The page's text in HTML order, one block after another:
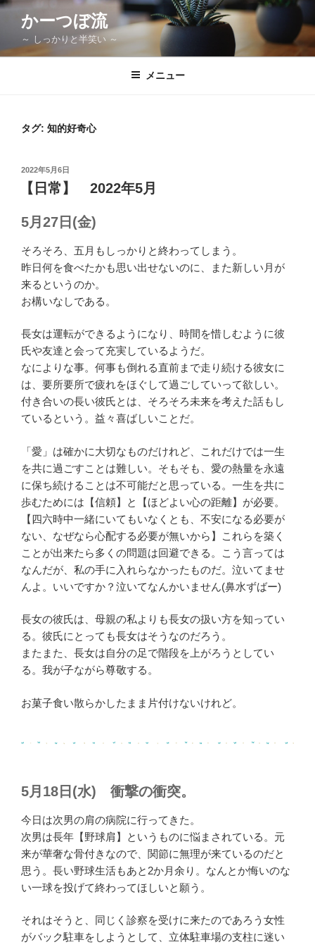
コ
ン
かーつぼ流
～ しっかりと半笑い ～
メニュー
タグ: 知的好奇心
投
日:
2022年5月6日
【日常】 2022年5月
5月27日(金)
そろそろ、五月もしっかりと終わってしまう。
昨日何を食べたかも思い出せないのに、また新しい月が
来るというのか。
お構いなしである。
長女は運転ができるようになり、時間を惜しむように彼
氏や友達と会って充実しているようだ。
なによりな事。何事も倒れる直前まで走り続ける彼女に
は、要所要所で疲れをほぐして過ごしていって欲しい。
付き合いの長い彼氏とは、そろそろ未来を考えた話もし
ているという。益々喜ばしいことだ。
「愛」は確かに大切なものだけれど、これだけでは一生
を共に過ごすことは難しい。そもそも、愛の熱量を永遠
に保ち続けることは不可能だと思っている。一生を共に
歩むためには【信頼】と【ほどよい心の距離】が必要。
【四六時中一緒にいてもいなくとも、不安になる必要が
ない、なぜなら心配する必要が無いから】これらを築く
ことが出来たら多くの問題は回避できる。こう言っては
なんだが、私の手に入れらなかったものだ。泣いてませ
んよ。いいですか？泣いてなんかいません(鼻水ずばー)
長女の彼氏は、母親の私よりも長女の扱い方を知ってい
る。彼氏にとっても長女はそうなのだろう。
またまた、長女は自分の足で階段を上がろうとしてい
る。我が子ながら尊敬する。
お菓子食い散らかしたまま片付けないけれど。
5月18日(水) 衝撃の衝突。
今日は次男の肩の病院に行ってきた。
次男は長年【野球肩】というものに悩まされている。元
来が華奢な骨付きなので、関節に無理が来ているのだと
思う。長い野球生活もあと2か月余り。なんとか悔いのな
い一球を投げて終わってほしいと願う。
それはそうと、同じく診察を受けに来たのであろう女性
がバック駐車をしようとして、立体駐車場の支柱に迷い